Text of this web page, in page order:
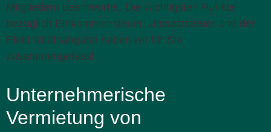
Mitgliedern beantwortet. Die wichtigsten Punkte
bezüglich Einkommensteuer, Umsatzsteuer und der
Elektrizitätsabgabe haben wir für Sie
zusammengefasst.
Unternehmerische
Vermietung von